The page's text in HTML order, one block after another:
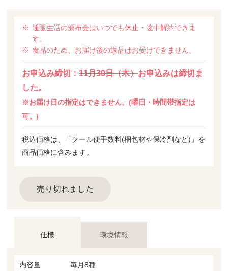
通販生活の頒布会はいつでも休止・途中解約できま
す。
食品のため、お届け後の返品はお受けできません。
お申込み締切：11月30日（木）お申込みは締切ま
した。
※お届け日の指定はできません。(曜日・時間帯指定は
可。)
税込価格は、「クール便手数料(梱包材や保冷剤など)」を
商品価格に含みます。
売り切れました
仕様 環境情報
内容量 毎月8種